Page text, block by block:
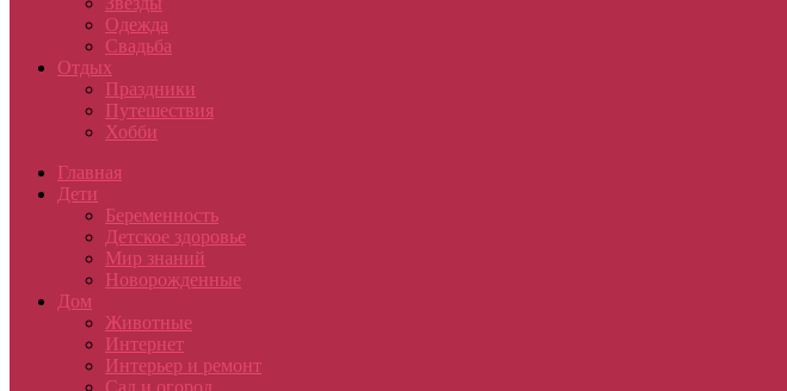
Одежда
Свадьба
Отдых
Праздники
Путешествия
Хобби
Главная
Дети
Беременность
Детское здоровье
Мир знаний
Новорожденные
Дом
Животные
Интернет
Интерьер и ремонт
Сад и огород